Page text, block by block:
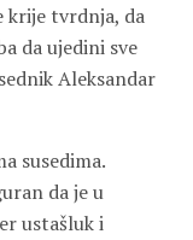
krije tvrdnja, da
da ujedini sve
Aleksandar
susedima.
da je u
ustašluk i